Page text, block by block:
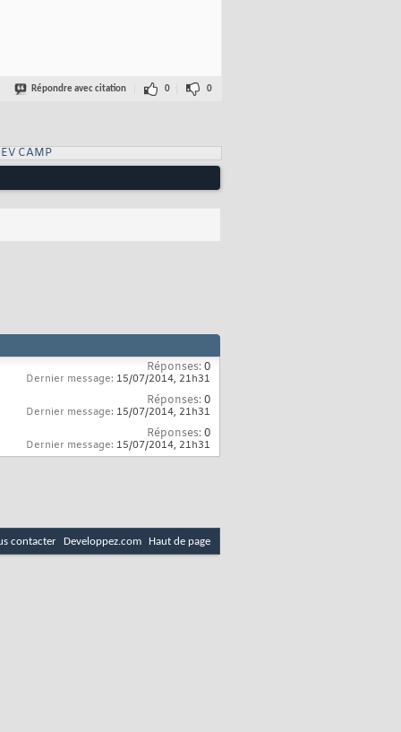
Répondre avec citation 0 0
CAMP
Réponses:0
Dernier message: 15/07/2014, 21h31
Réponses:0
Dernier message: 15/07/2014, 21h31
Réponses:0
Dernier message: 15/07/2014, 21h31
contacter Developpez.com Haut de page